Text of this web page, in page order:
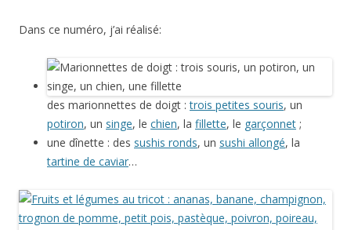
Dans ce numéro, j’ai réalisé:
des marionnettes de doigt :trois petites souris, un
potiron, un singe, le chien, la fillette, le garçonnet ;
une dînette : des sushis ronds, un sushi allongé, la
tartine de caviar…